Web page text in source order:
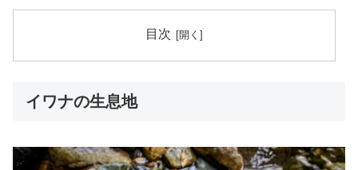
目次
イワナの生息地